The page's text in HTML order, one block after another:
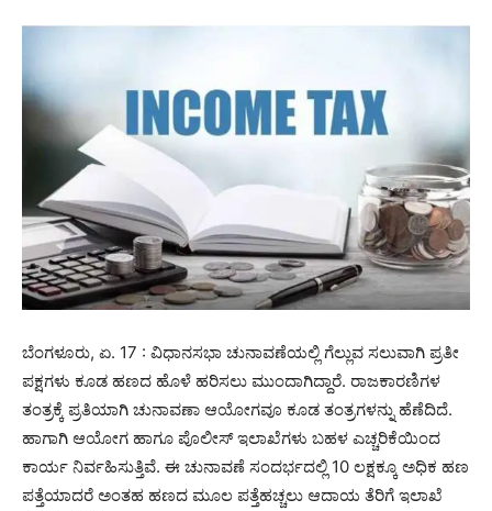
ಬೆಂಗಳೂರು, ಏ. 17 : ವಿಧಾನಸಭಾ ಚುನಾವಣೆಯಲ್ಲಿ ಗೆಲ್ಲುವ ಸಲುವಾಗಿ ಪ್ರತೀ
ಪಕ್ಷಗಳು ಕೂಡ ಹಣದ ಹೊಳೆ ಹರಿಸಲು ಮುಂದಾಗಿದ್ದಾರೆ. ರಾಜಕಾರಣಿಗಳ
ತಂತ್ರಕ್ಕೆ ಪ್ರತಿಯಾಗಿ ಚುನಾವಣಾ ಆಯೋಗವೂ ಕೂಡ ತಂತ್ರಗಳನ್ನು ಹೆಣೆದಿದೆ.
ಹಾಗಾಗಿ ಆಯೋಗ ಹಾಗೂ ಪೊಲೀಸ್ ಇಲಾಖೆಗಳು ಬಹಳ ಎಚ್ಚರಿಕೆಯಿಂದ
ಕಾರ್ಯ ನಿರ್ವಹಿಸುತ್ತಿವೆ. ಈ ಚುನಾವಣೆ ಸಂದರ್ಭದಲ್ಲಿ 10 ಲಕ್ಷಕ್ಕೂ ಅಧಿಕ ಹಣ
ಪತ್ತೆಯಾದರೆ ಅಂತಹ ಹಣದ ಮೂಲ ಪತ್ತೆಹಚ್ಚಲು ಆದಾಯ ತೆರಿಗೆ ಇಲಾಖೆ